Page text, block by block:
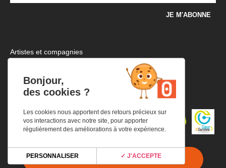
Artistes et compagnies
Mentions légales et politique de confidentialité
Infos pratiques
Bonjour,
des cookies ?
Les cookies nous apportent des retours précieux sur
vos interactions avec notre site, pour apporter
régulièrement des améliorations à votre expérience.
✓ J'ACCEPTE
PERSONNALISER